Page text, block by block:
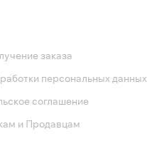
заказа
персональных данных
соглашение
и Продавцам